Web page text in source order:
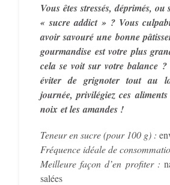
Vous êtes stressés, déprimés, ou
« sucre addict » ? Vous
avoir savouré une bonne
gourmandise est votre plus
cela se voit sur votre balance
éviter de grignoter tout au
journée, privilégiez ces
noix et les amandes !
Teneur en sucre (pour 100 g) :
Fréquence idéale de
Meilleure façon d’en profiter :
salées